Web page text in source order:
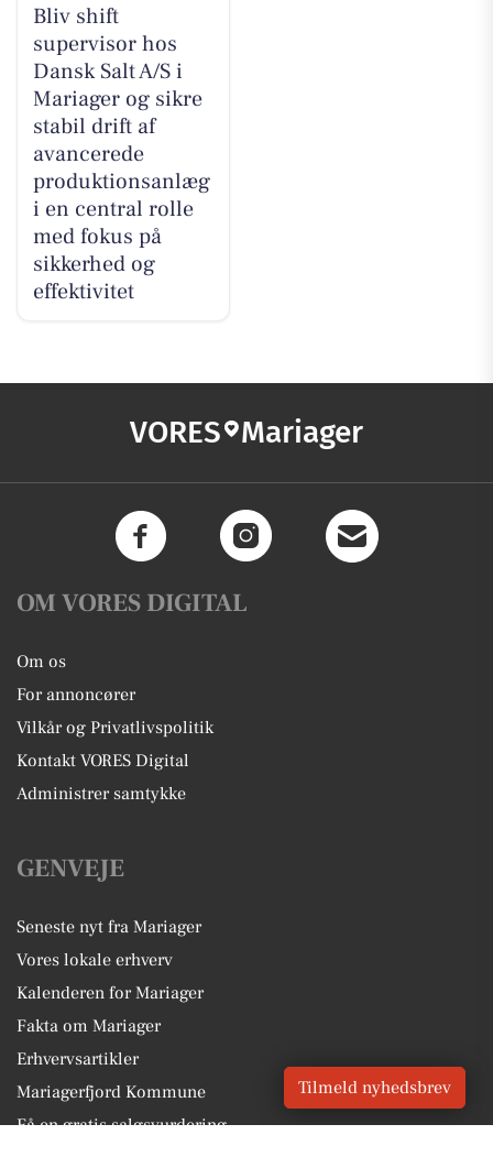
Bliv shift
supervisor hos
Dansk Salt A/S i
Mariager og sikre
stabil drift af
avancerede
produktionsanlæg
i en central rolle
med fokus på
sikkerhed og
effektivitet
VORES Mariager
OM VORES DIGITAL
Om os
For annoncører
Vilkår og Privatlivspolitik
Kontakt VORES Digital
Administrer samtykke
GENVEJE
Seneste nyt fra Mariager
Vores lokale erhverv
Kalenderen for Mariager
Fakta om Mariager
Erhvervsartikler
Mariagerfjord Kommune
Få en gratis salgsvurdering
Tilmeld nyhedsbrev